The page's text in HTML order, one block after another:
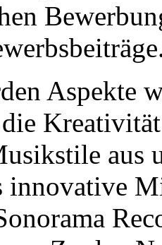
Aspekte
aus
innovative